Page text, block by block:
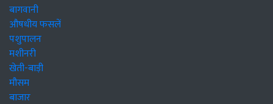
बागवानी
औषधीय फसलें
पशुपालन
मशीनरी
खेती-बाड़ी
मौसम
बाजार